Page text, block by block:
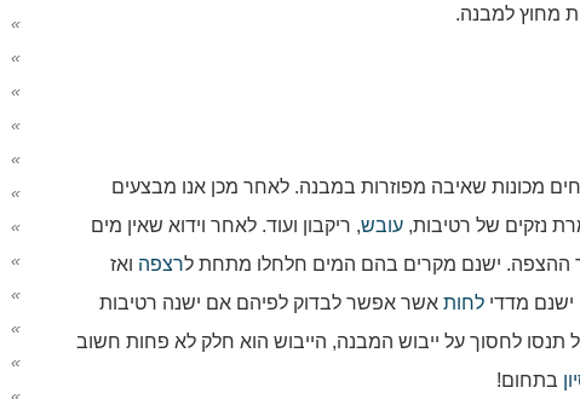
מחוץ למבנה.
מכונות שאיבה מפוזרות במבנה. לאחר מכן אנו מבצעים
נזקים של רטיבות, עובש, ריקבון ועוד. לאחר וידוא שאין מים
ההצפה. ישנם מקרים בהם המים חלחלו מתחת לרצפה ואז
מדדי לחות אשר אפשר לבדוק לפיהם אם ישנה רטיבות
לחסוך על ייבוש המבנה, הייבוש הוא חלק לא פחות חשוב
בתחום!